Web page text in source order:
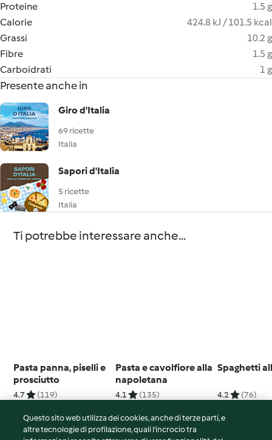
Proteine
1.5 g
Calorie
424.8 kJ / 101.5 kcal
Grassi
10.2 g
Fibre
1.5 g
Carboidrati
1 g
Presente anche in
Giro d'Italia
69 ricette
Italia
Sapori d'Italia
5 ricette
Italia
Ti potrebbe interessare anche...
Pasta panna, piselli e
prosciutto
4.7 (119)
Pasta e cavolfiore alla
napoletana
4.1 (135)
Spaghetti
4.2 (76)
Questo sito web utilizza dei cookies, anche di terze parti, e
altre tecnologie di profilazione, quali l’incrocio tra